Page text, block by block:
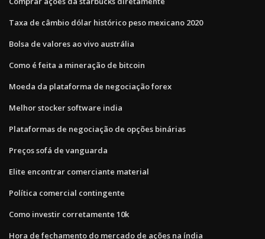
Taxa de câmbio dólar histórico peso mexicano 2020
Bolsa de valores ao vivo austrália
Como é feita a mineração de bitcoin
Moeda da plataforma de negociação forex
Melhor stocker software india
Plataformas de negociação de opções binárias
Preços sofá de vanguarda
Elite encontrar comerciante material
Política comercial contingente
Como investir corretamente 10k
Hora de fechamento do mercado de ações na índia